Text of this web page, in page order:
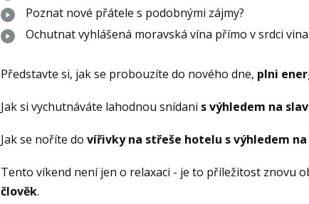
Poznat nové přátele s podobnými zájmy?
Ochutnat vyhlášená moravská vína přímo v srdci
Představte si, jak se probouzíte do nového dne, plni
Jak si vychutnáváte lahodnou snídani s výhledem na
Jak se noříte do vířivky na střeše hotelu s výhledem
Tento víkend není jen o relaxaci - je to příležitost znovu
člověk.